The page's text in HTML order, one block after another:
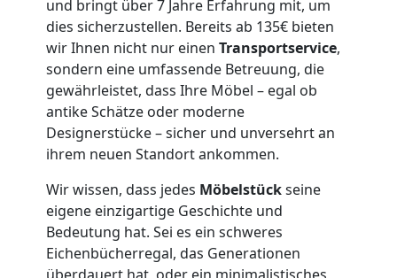
und bringt über 7 Jahre Erfahrung mit, um
dies sicherzustellen. Bereits ab 135€ bieten
wir Ihnen nicht nur einen Transportservice,
sondern eine umfassende Betreuung, die
gewährleistet, dass Ihre Möbel – egal ob
antike Schätze oder moderne
Designerstücke – sicher und unversehrt an
ihrem neuen Standort ankommen.
Wir wissen, dass jedes Möbelstückseine
eigene einzigartige Geschichte und
Bedeutung hat. Sei es ein schweres
Eichenbücherregal, das Generationen
überdauert hat, oder ein minimalistisches
Wiener
Neustadt
Kunsttransport
Wiener
Neustadt